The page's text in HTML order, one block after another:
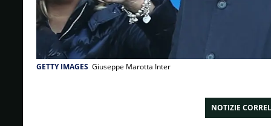
GETTY IMAGES Giuseppe Marotta Inter
NOTIZIE